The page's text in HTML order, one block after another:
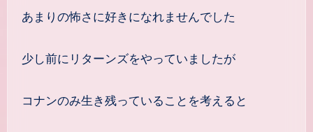
あまりの怖さに好きになれませんでした
少し前にリターンズをやっていましたが
コナンのみ生き残っていることを考えると